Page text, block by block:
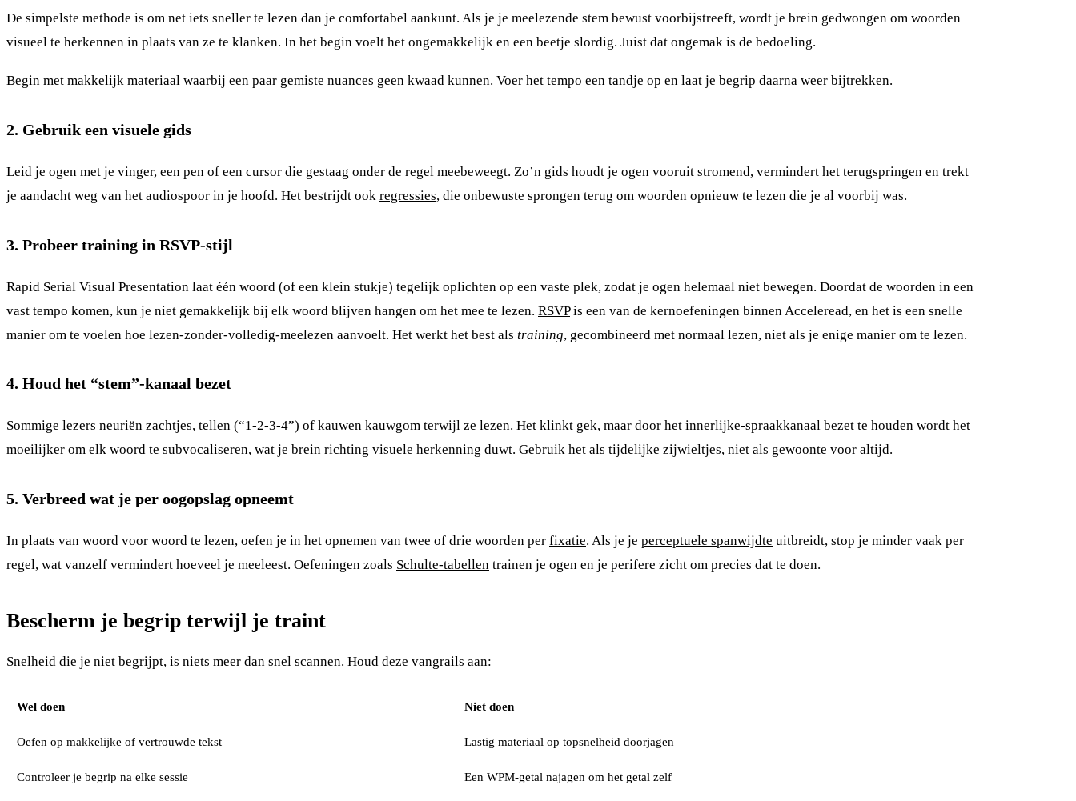
De simpelste methode is om net iets sneller te lezen dan je comfortabel aankunt. Als je je meelezende stem bewust voorbijstreeft, wordt je brein gedwongen om woorden
visueel te herkennen in plaats van ze te klanken. In het begin voelt het ongemakkelijk en een beetje slordig. Juist dat ongemak is de bedoeling.
Begin met makkelijk materiaal waarbij een paar gemiste nuances geen kwaad kunnen. Voer het tempo een tandje op en laat je begrip daarna weer bijtrekken.
2. Gebruik een visuele gids
Leid je ogen met je vinger, een pen of een cursor die gestaag onder de regel meebeweegt. Zo’n gids houdt je ogen vooruit stromend, vermindert het terugspringen en trekt
je aandacht weg van het audiospoor in je hoofd. Het bestrijdt ook regressies, die onbewuste sprongen terug om woorden opnieuw te lezen die je al voorbij was.
3. Probeer training in RSVP-stijl
Rapid Serial Visual Presentation laat één woord (of een klein stukje) tegelijk oplichten op een vaste plek, zodat je ogen helemaal niet bewegen. Doordat de woorden in een
vast tempo komen, kun je niet gemakkelijk bij elk woord blijven hangen om het mee te lezen. RSVPis een van de kernoefeningen binnen Acceleread, en het is een snelle
manier om te voelen hoe lezen-zonder-volledig-meelezen aanvoelt. Het werkt het best als training, gecombineerd met normaal lezen, niet als je enige manier om te lezen.
4. Houd het “stem”-kanaal bezet
Sommige lezers neuriën zachtjes, tellen (“1-2-3-4”) of kauwen kauwgom terwijl ze lezen. Het klinkt gek, maar door het innerlijke-spraakkanaal bezet te houden wordt het
moeilijker om elk woord te subvocaliseren, wat je brein richting visuele herkenning duwt. Gebruik het als tijdelijke zijwieltjes, niet als gewoonte voor altijd.
5. Verbreed wat je per oogopslag opneemt
In plaats van woord voor woord te lezen, oefen je in het opnemen van twee of drie woorden per fixatie. Als je je perceptuele spanwijdte uitbreidt, stop je minder vaak per
regel, wat vanzelf vermindert hoeveel je meeleest. Oefeningen zoals Schulte-tabellen trainen je ogen en je perifere zicht om precies dat te doen.
Bescherm je begrip terwijl je traint
Snelheid die je niet begrijpt, is niets meer dan snel scannen. Houd deze vangrails aan:
Wel doen Niet doen
Oefen op makkelijke of vertrouwde tekst Lastig materiaal op topsnelheid doorjagen
Controleer je begrip na elke sessie Een WPM-getal najagen om het getal zelf